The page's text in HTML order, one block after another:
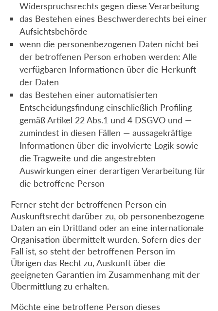
Widerspruchsrechts gegen diese Verarbeitung
das Bestehen eines Beschwerderechts bei einer
Aufsichtsbehörde
wenn die personenbezogenen Daten nicht bei
der betroffenen Person erhoben werden: Alle
verfügbaren Informationen über die Herkunft
der Daten
das Bestehen einer automatisierten
Entscheidungsfindung einschließlich Profiling
gemäß Artikel 22 Abs.1 und 4 DSGVO und —
zumindest in diesen Fällen — aussagekräftige
Informationen über die involvierte Logik sowie
die Tragweite und die angestrebten
Auswirkungen einer derartigen Verarbeitung für
die betroffene Person
Ferner steht der betroffenen Person ein
Auskunftsrecht darüber zu, ob personenbezogene
Daten an ein Drittland oder an eine internationale
Organisation übermittelt wurden. Sofern dies der
Fall ist, so steht der betroffenen Person im
Übrigen das Recht zu, Auskunft über die
geeigneten Garantien im Zusammenhang mit der
Übermittlung zu erhalten.
Möchte eine betroffene Person dieses